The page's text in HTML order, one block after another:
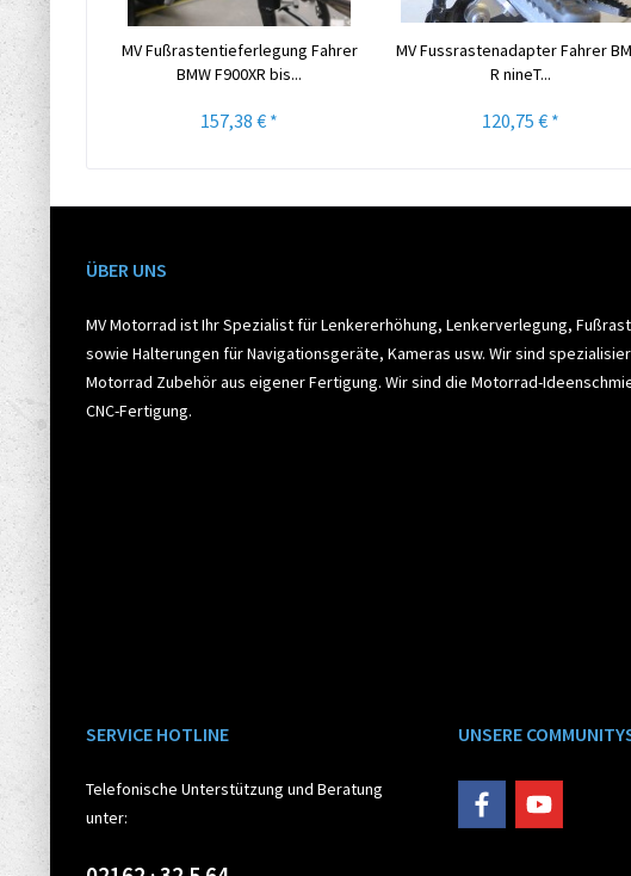
MV Fußrastentieferlegung Fahrer
BMW F900XR bis...
157,38 € *
MV Fussrastenadapter Fahrer
R nineT...
120,75 € *
ÜBER UNS
MV Motorrad ist Ihr Spezialist für Lenkererhöhung, Lenkerverlegung,
sowie Halterungen für Navigationsgeräte, Kameras usw. Wir sind
Motorrad Zubehör aus eigener Fertigung. Wir sind die Motorrad-
CNC-Fertigung.
SERVICE HOTLINE
Telefonische Unterstützung und Beratung
unter:
UNSERE